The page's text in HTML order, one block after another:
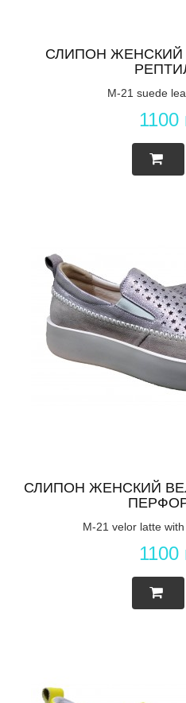
СЛИПОН
M-21 suede
1100
СЛИПОН ЖЕНСКИЙ
M-21 velor latte
1100